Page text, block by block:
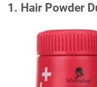
1. Hair Powder